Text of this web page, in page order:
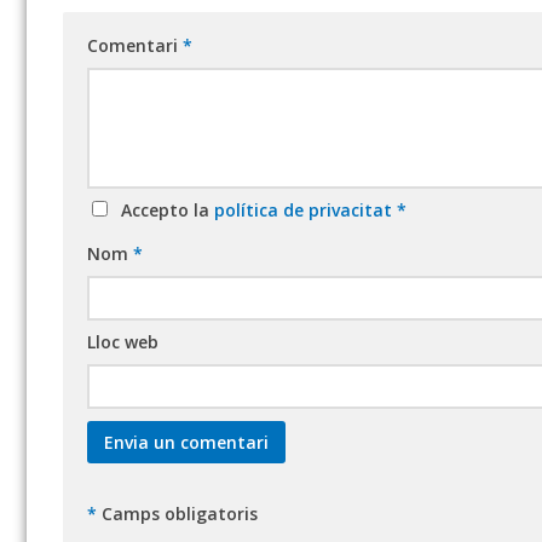
Comentari *
Accepto la política de privacitat *
Nom *
Lloc web
* Camps obligatoris